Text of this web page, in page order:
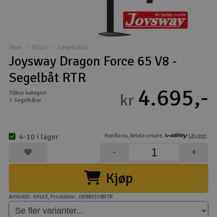
Drönare
Drönare för FPV
Flygplan
Kamerautrustning
Modellbygg- och byggsatser
Modelljärnväg
Motor & tillbehör
Hem Båtar Segelbåtar
Joysway Dragon Force 65 V8 -
Segelbåt RTR
Tillhör kategori
Segelbåtar
Handla nu, betala senare. Läs mer
kr 4.695,-
Kjøp
+
-
4-10 i lager
ArtikelID: 69163, Produktnr: JW8815V8RTR